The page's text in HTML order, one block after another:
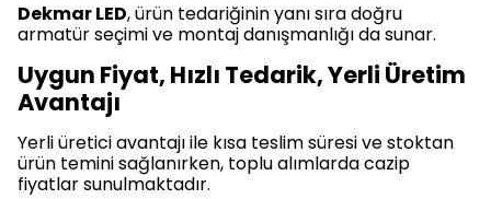
Dekmar LED, ürün tedariğinin yanı sıra doğru
armatür seçimi ve montaj danışmanlığı da sunar.
Uygun Fiyat, Hızlı Tedarik, Yerli Üretim
Avantajı
Yerli üretici avantajı ile kısa teslim süresi ve stoktan
ürün temini sağlanırken, toplu alımlarda cazip
fiyatlar sunulmaktadır.